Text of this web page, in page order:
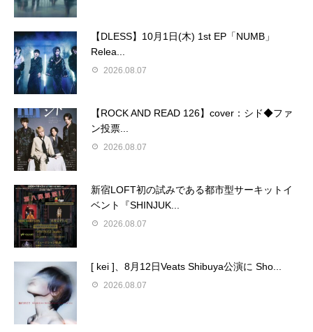
【DLESS】10月1日(木) 1st EP「NUMB」
Relea...
2026.08.07
【ROCK AND READ 126】cover：シド◆ファ
ン投票...
2026.08.07
新宿LOFT初の試みである都市型サーキットイ
ベント『SHINJUK...
2026.08.07
[ kei ]、8月12日Veats Shibuya公演に Sho...
2026.08.07